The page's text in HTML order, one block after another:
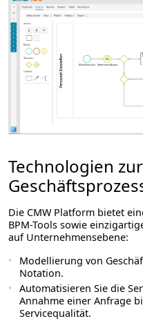
Technologien
Die CMW Platform bietet
BPM-Tools sowie
auf Unternehmensebene:
Modellierung von
Notation.
Automatisieren Sie die
Annahme einer Anfrage
Servicequalität.